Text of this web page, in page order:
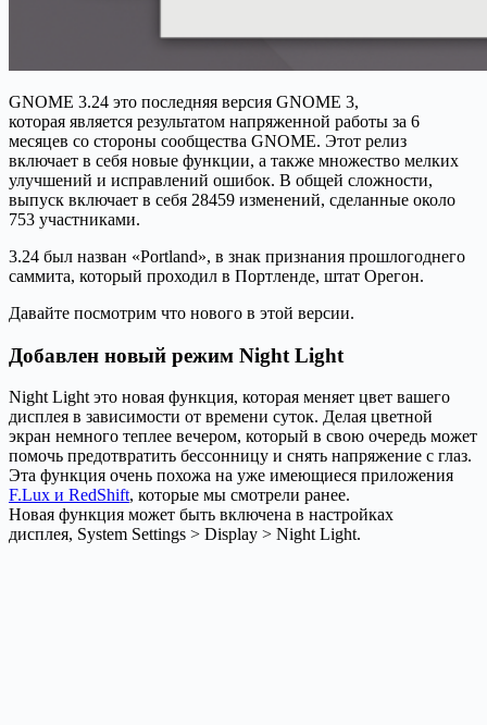
GNOME 3.24 это последняя версия GNOME 3,
которая является результатом напряженной работы за 6
месяцев со стороны сообщества GNOME. Этот релиз
включает в себя новые функции, а также множество мелких
улучшений и исправлений ошибок. В общей сложности,
выпуск включает в себя 28459 изменений, сделанные около
753 участниками.
3.24 был назван «Portland», в знак признания прошлогоднего
саммита, который проходил в Портленде, штат Орегон.
Давайте посмотрим что нового в этой версии.
Добавлен новый режим Night Light
Night Light это новая функция, которая меняет цвет вашего
дисплея в зависимости от времени суток. Делая цветной
экран немного теплее вечером, который в свою очередь может
помочь предотвратить бессонницу и снять напряжение с глаз.
Эта функция очень похожа на уже имеющиеся приложения
F.Lux и RedShift, которые мы смотрели ранее.
Новая функция может быть включена в настройках
дисплея, System Settings > Display > Night Light.